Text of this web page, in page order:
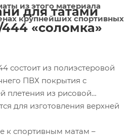
из этого материала
крупнейших спортивных
для татами
«соломка»
состоит из полиэстеровой
ПВХ покрытия с
плетения из рисовой
для изготовления верхней
к спортивным матам –